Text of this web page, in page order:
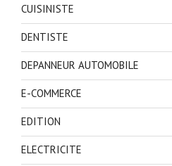
CUISINISTE
DENTISTE
DEPANNEUR AUTOMOBILE
E-COMMERCE
EDITION
ELECTRICITE